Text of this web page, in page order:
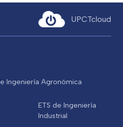
UPCTcloud
Ingeniería Agronómica
ETS de Ingeniería
Industrial